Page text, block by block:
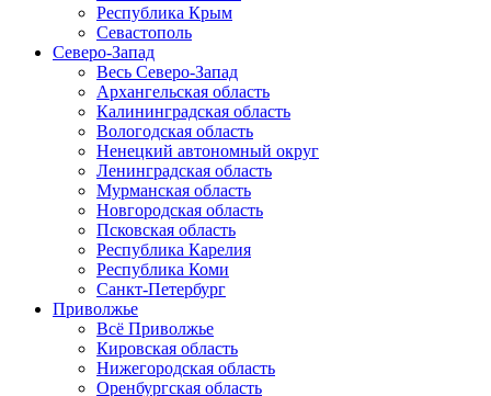
Республика Крым
Севастополь
Северо-Запад
Весь Северо-Запад
Архангельская область
Калининградская область
Вологодская область
Ненецкий автономный округ
Ленинградская область
Мурманская область
Новгородская область
Псковская область
Республика Карелия
Республика Коми
Санкт-Петербург
Приволжье
Всё Приволжье
Кировская область
Нижегородская область
Оренбургская область